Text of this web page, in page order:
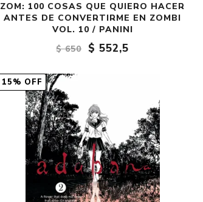
ZOM: 100 COSAS QUE QUIERO HACER
ANTES DE CONVERTIRME EN ZOMBI
VOL. 10 / PANINI
$ 650
$ 552,5
15% OFF